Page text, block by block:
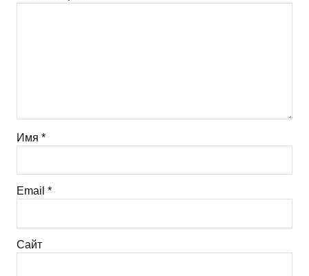
Имя *
Email *
Сайт